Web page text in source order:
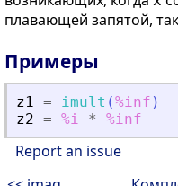
плавающей запятой,
Примеры
z1 = imult (%inf )
z2 = %i * %inf
Report an issue